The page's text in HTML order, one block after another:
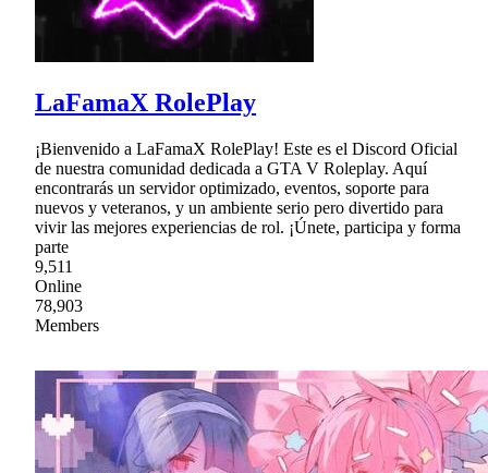
LaFamaX RolePlay
¡Bienvenido a LaFamaX RolePlay! Este es el Discord Oficial
de nuestra comunidad dedicada a GTA V Roleplay. Aquí
encontrarás un servidor optimizado, eventos, soporte para
nuevos y veteranos, y un ambiente serio pero divertido para
vivir las mejores experiencias de rol. ¡Únete, participa y forma
parte
9,511
Online
78,903
Members